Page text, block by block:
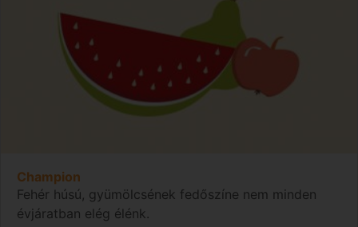
Champion
Fehér húsú, gyümölcsének fedőszíne nem minden
évjáratban elég élénk.